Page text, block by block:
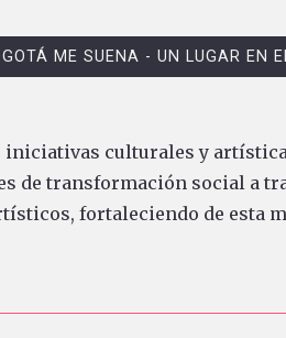
ME SUENA - UN LUGAR EN
iniciativas culturales y
de transformación social a
fortaleciendo de esta